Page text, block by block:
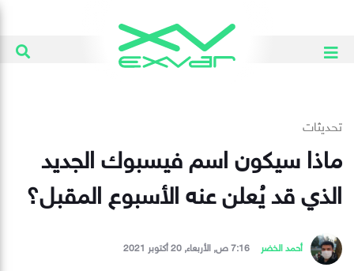
تحديثات
ماذا سيكون اسم فيسبوك الجديد
الذي قد يُعلن عنه الأسبوع المقبل؟
أحمد الخضر 7:16 ص, الأربعاء, 20 أكتوبر 2021